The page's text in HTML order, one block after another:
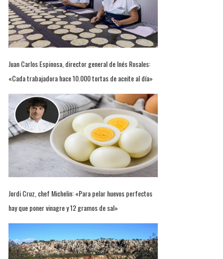
Juan Carlos Espinosa, director general de Inés Rosales:
«Cada trabajadora hace 10.000 tortas de aceite al día»
Jordi Cruz, chef Michelin: «Para pelar huevos perfectos
hay que poner vinagre y 12 gramos de sal»